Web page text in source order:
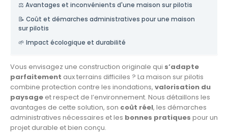
⚖️ Avantages et inconvénients d'une maison sur pilotis
📝 Coût et démarches administratives pour une maison
sur pilotis
🌱 Impact écologique et durabilité
Vous envisagez une construction originale qui s’adapte
parfaitement aux terrains difficiles ? La maison sur pilotis
combine protection contre les inondations, valorisation du
paysage et respect de l’environnement. Nous détaillons les
avantages de cette solution, son coût réel, les démarches
administratives nécessaires et les bonnes pratiques pour un
projet durable et bien conçu.